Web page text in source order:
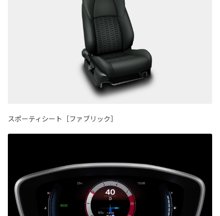
スポーティシート［ファブリック］